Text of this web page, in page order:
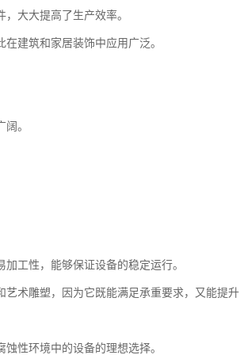
大大提高了生产效率。
建筑和家居装饰中应用广泛。
。
工性，能够保证设备的稳定运行。
术雕塑，因为它既能满足承重要求，又能提升
性环境中的设备的理想选择。